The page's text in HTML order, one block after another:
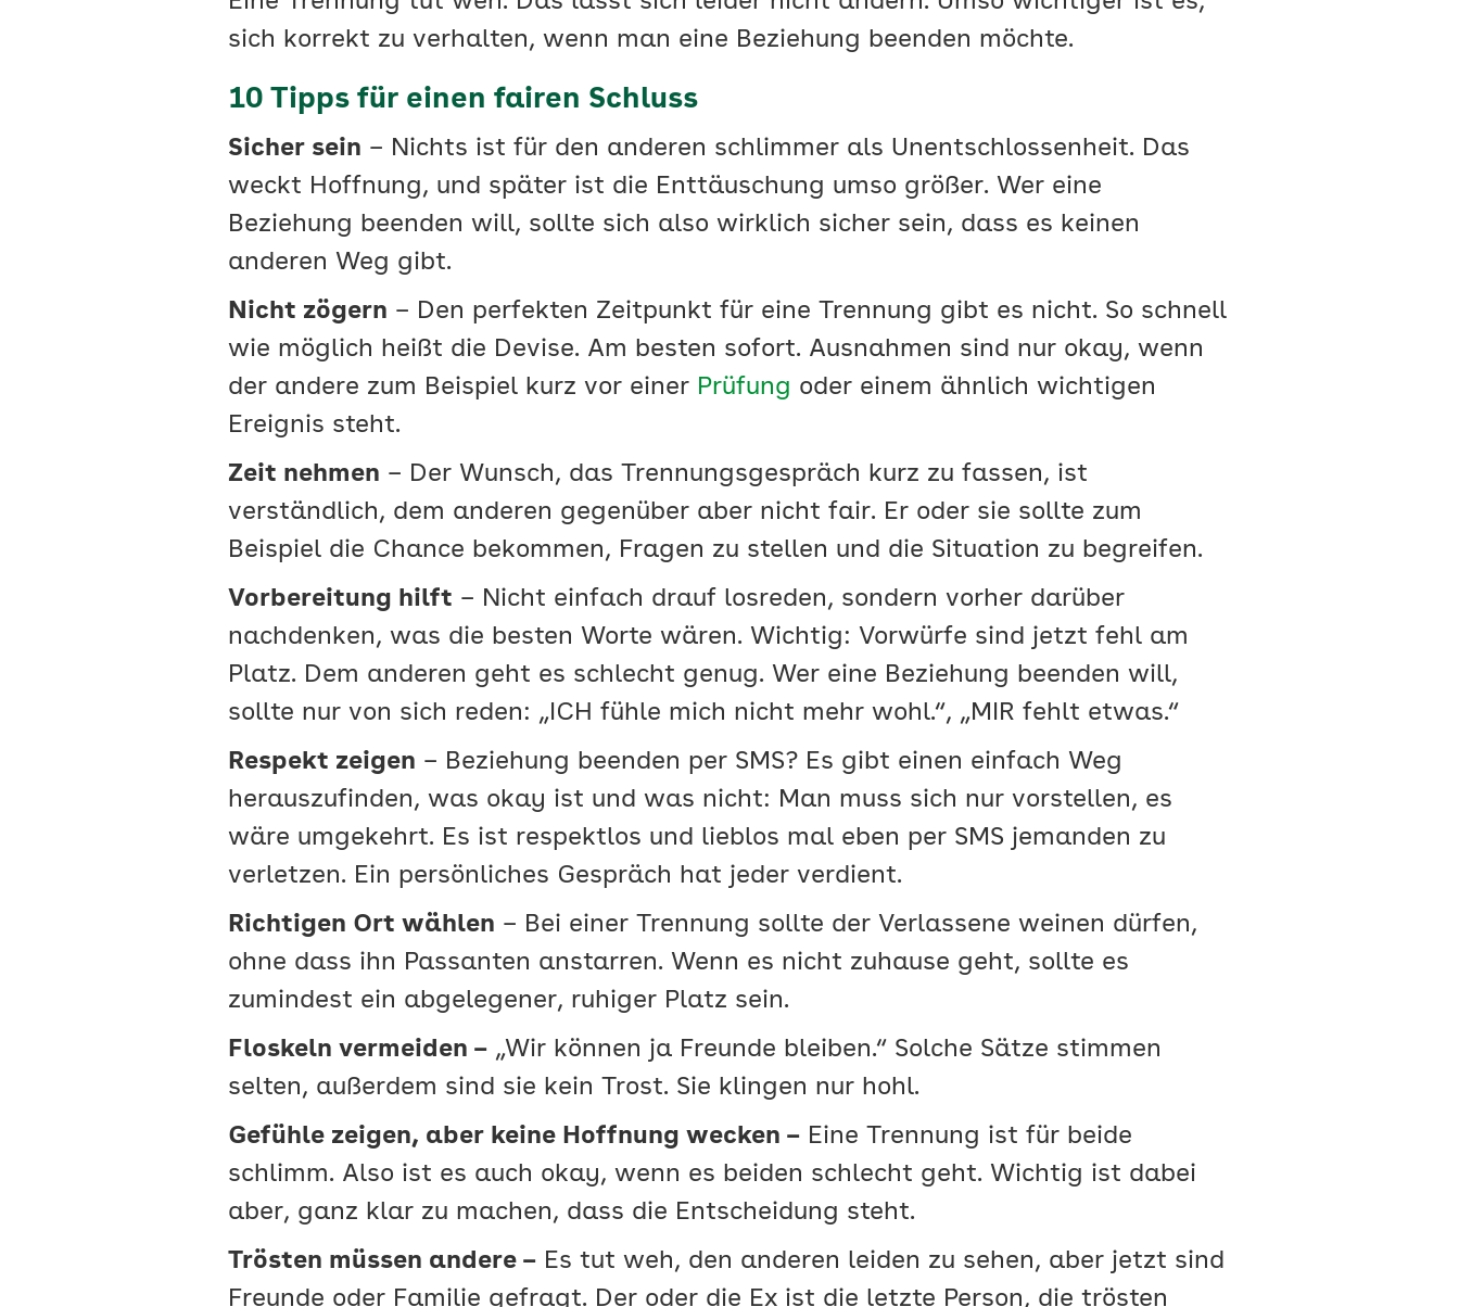
sich korrekt zu verhalten, wenn man eine Beziehung beenden möchte.
10 Tipps für einen fairen Schluss
Sicher sein – Nichts ist für den anderen schlimmer als Unentschlossenheit. Das
weckt Hoffnung, und später ist die Enttäuschung umso größer. Wer eine
Beziehung beenden will, sollte sich also wirklich sicher sein, dass es keinen
anderen Weg gibt.
Nicht zögern – Den perfekten Zeitpunkt für eine Trennung gibt es nicht. So schnell
wie möglich heißt die Devise. Am besten sofort. Ausnahmen sind nur okay, wenn
der andere zum Beispiel kurz vor einer Prüfung oder einem ähnlich wichtigen
Ereignis steht.
Zeit nehmen – Der Wunsch, das Trennungsgespräch kurz zu fassen, ist
verständlich, dem anderen gegenüber aber nicht fair. Er oder sie sollte zum
Beispiel die Chance bekommen, Fragen zu stellen und die Situation zu begreifen.
Vorbereitung hilft – Nicht einfach drauf losreden, sondern vorher darüber
nachdenken, was die besten Worte wären. Wichtig: Vorwürfe sind jetzt fehl am
Platz. Dem anderen geht es schlecht genug. Wer eine Beziehung beenden will,
sollte nur von sich reden: „ICH fühle mich nicht mehr wohl.“, „MIR fehlt etwas.“
Respekt zeigen – Beziehung beenden per SMS? Es gibt einen einfach Weg
herauszufinden, was okay ist und was nicht: Man muss sich nur vorstellen, es
wäre umgekehrt. Es ist respektlos und lieblos mal eben per SMS jemanden zu
verletzen. Ein persönliches Gespräch hat jeder verdient.
Richtigen Ort wählen – Bei einer Trennung sollte der Verlassene weinen dürfen,
ohne dass ihn Passanten anstarren. Wenn es nicht zuhause geht, sollte es
zumindest ein abgelegener, ruhiger Platz sein.
Floskeln vermeiden –„Wir können ja Freunde bleiben.“ Solche Sätze stimmen
selten, außerdem sind sie kein Trost. Sie klingen nur hohl.
Gefühle zeigen, aber keine Hoffnung wecken –Eine Trennung ist für beide
schlimm. Also ist es auch okay, wenn es beiden schlecht geht. Wichtig ist dabei
aber, ganz klar zu machen, dass die Entscheidung steht.
Trösten müssen andere –Es tut weh, den anderen leiden zu sehen, aber jetzt sind
Freunde oder Familie gefragt. Der oder die Ex ist die letzte Person, die trösten